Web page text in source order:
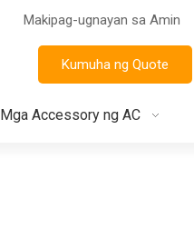
Makipag-ugnayan sa Amin
Kumuha ng Quote
Mga Accessory ng AC